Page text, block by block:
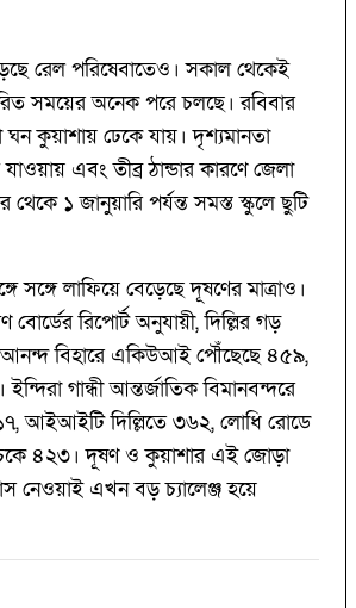
রেল পরিষেবাতেও। সকাল থেকেই
সময়ের অনেক পরে চলছে। রবিবার
ঘন কুয়াশায় ঢেকে যায়। দৃশ্যমানতা
এবং তীব্র ঠান্ডার কারণে জেলা
থেকে ১ জানুয়ারি পর্যন্ত সমস্ত স্কুলে ছুটি
সঙ্গে লাফিয়ে বেড়েছে দূষণের মাত্রাও।
বোর্ডের রিপোর্ট অনুযায়ী, দিল্লির গড়
বিহারে একিউআই পৌঁছেছে ৪৫৯,
গান্ধী আন্তর্জাতিক বিমানবন্দরে
আইআইটি দিল্লিতে ৩৬২, লোধি রোডে
৪২৩। দূষণ ও কুয়াশার এই জোড়া
নেওয়াই এখন বড় চ্যালেঞ্জ হয়ে